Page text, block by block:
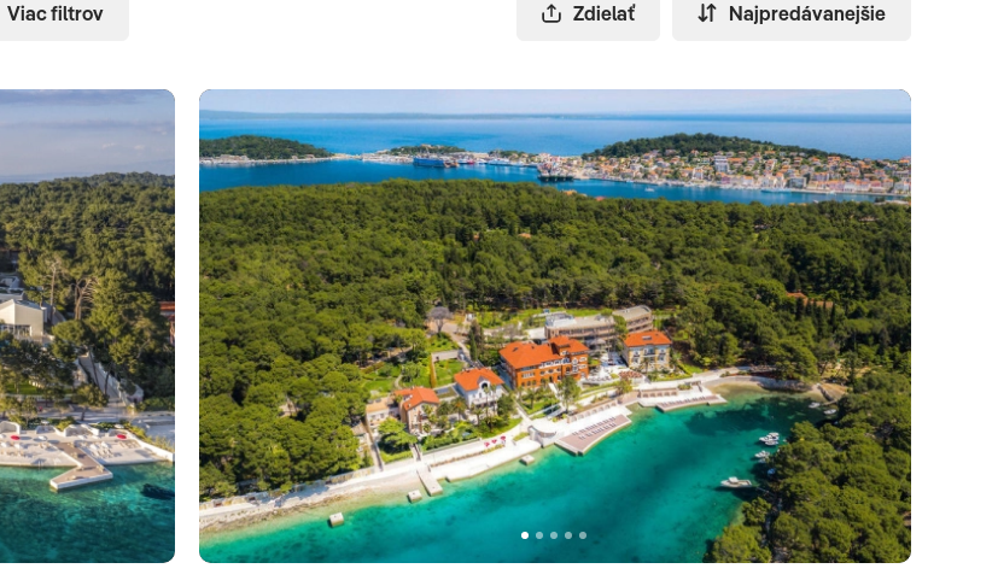
Viac filtrov Zdielať Najpredávanejšie